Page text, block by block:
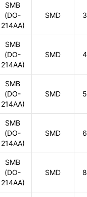
SMB
(DO-
214AA)
SMD
SMB
(DO-
214AA)
SMD
SMB
(DO-
214AA)
SMD
SMB
(DO-
214AA)
SMD
SMB
(DO-
214AA)
SMD